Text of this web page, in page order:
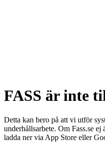
FASS är inte
Detta kan bero på att vi utför
underhållsarbete. Om Fass.se
ladda ner via App Store eller